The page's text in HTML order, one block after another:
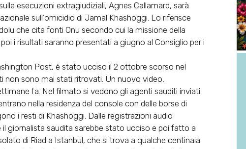
esecuzioni extragiudiziali, Agnes Callamard, sarà
sull’omicidio di Jamal Khashoggi. Lo riferisce
che cita fonti Onu secondo cui la missione della
i risultati saranno presentati a giugno al Consiglio per i
Post, è stato ucciso il 2 ottobre scorso nel
non sono mai stati ritrovati. Un nuovo video,
fa. Nel filmato si vedono gli agenti sauditi inviati
nella residenza del console con delle borse di
i resti di Khashoggi. Dalle registrazioni audio
giornalista saudita sarebbe stato ucciso e poi fatto a
di Riad a Istanbul, che si trova a qualche centinaia